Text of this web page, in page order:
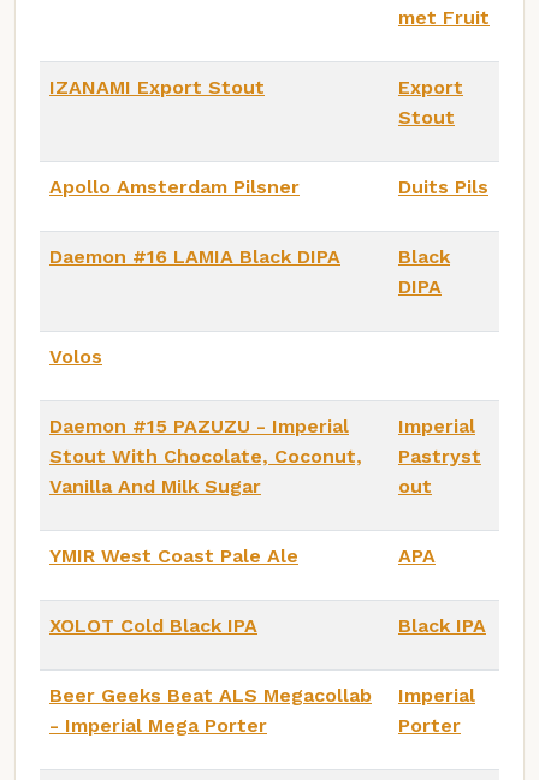
met Fruit
IZANAMI Export Stout
Export
Stout
Apollo Amsterdam Pilsner Duits Pils
Daemon #16 LAMIA Black DIPA
Black
DIPA
Volos
Daemon #15 PAZUZU - Imperial
Stout With Chocolate, Coconut,
Vanilla And Milk Sugar
Imperial
Pastryst
out
YMIR West Coast Pale Ale APA
XOLOT Cold Black IPA Black IPA
Beer Geeks Beat ALS Megacollab
- Imperial Mega Porter
Imperial
Porter